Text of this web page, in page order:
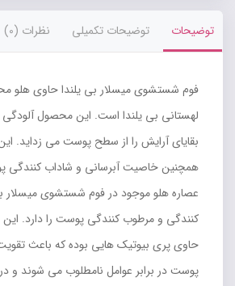
توضیحات توضیحات تکمیلی نظرات (0)
فوم شستشوی میسلار بی یلندا حاوی هلو
لهستانی بی یلندا است. این محصول آلودگی
بقایای آرایش را از سطح پوست می زداید.
همچنین خاصیت آبرسانی و شاداب کنندگی
عصاره هلو موجود در فوم شستشوی میسلار
کنندگی و مرطوب کنندگی پوست را دارد.
حاوی پری بیوتیک هایی بوده که باعث
پوست در برابر عوامل نامطلوب می شوند و در